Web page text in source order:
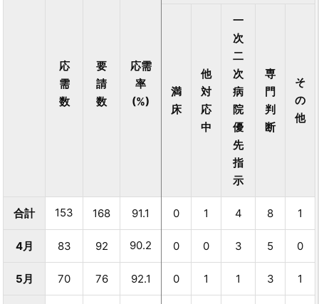
応
需
数
要
請
数
応需
率
(%)
満
床
他
対
応
中
一
次
二
次
病
院
優
先
指
示
専
門
判
断
そ
の
他
合計 153 168 91.1 0 1 4 8 1
4月 83 92 90.2 0 0 3 5 0
5月 70 76 92.1 0 1 1 3 1